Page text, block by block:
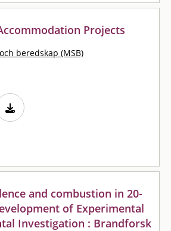
Projects
beredskap (MSB)
and combustion in 20-
of Experimental
Investigation : Brandforsk